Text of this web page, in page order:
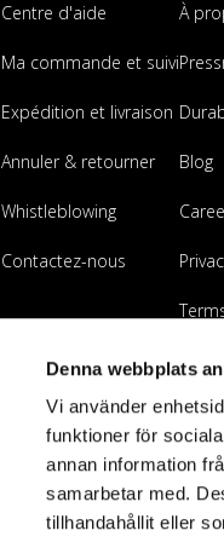
Denna webbplats
Vi använder
funktioner för
annan information
samarbetar med.
tillhandahållit eller
Centre d'aide
Ma commande et suivi
Expédition et livraison
Annuler & retourner
Whistleblowing
Contactez-nous
À
Blog